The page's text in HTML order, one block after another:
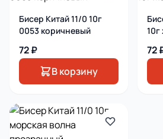
Бисер Китай 11/0 10г
0053 коричневый
72 ₽
В корзину
72